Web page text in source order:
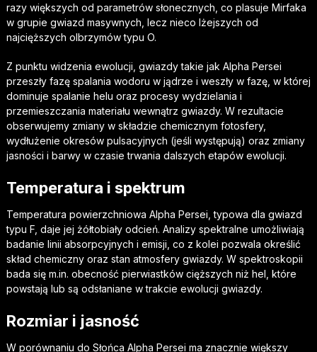
razy większych od parametrów słonecznych, co plasuje Mirfaka
w grupie gwiazd masywnych, lecz nieco lżejszych od
najcięższych olbrzymów typu O.
Z punktu widzenia ewolucji, gwiazdy takie jak Alpha Persei
przeszły fazę spalania wodoru w jądrze i weszły w fazę, w której
dominuje spalanie helu oraz procesy wydzielania i
przemieszczania materiału wewnątrz gwiazdy. W rezultacie
obserwujemy zmiany w składzie chemicznym fotosfery,
wydłużenie okresów pulsacyjnych (jeśli występują) oraz zmiany
jasności i barwy w czasie trwania dalszych etapów ewolucji.
Temperatura i spektrum
Temperatura powierzchniowa Alpha Persei, typowa dla gwiazd
typu F, daje jej żółtobiały odcień. Analizy spektralne umożliwiają
badanie linii absorpcyjnych i emisji, co z kolei pozwala określić
skład chemiczny oraz stan atmosfery gwiazdy. W spektroskopii
bada się m.in. obecność pierwiastków cięższych niż hel, które
powstają lub są odsłaniane w trakcie ewolucji gwiazdy.
Rozmiar i jasność
W porównaniu do Słońca Alpha Persei ma znacznie większy